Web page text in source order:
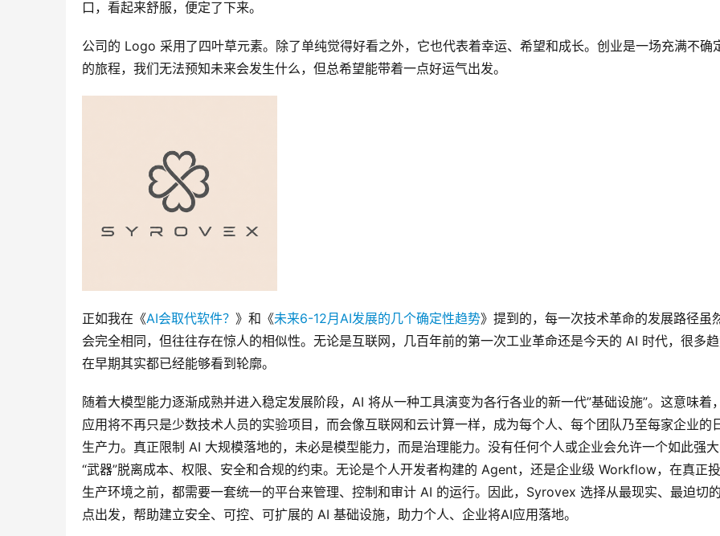
口，看起来舒服，便定了下来。
公司的 Logo 采用了四叶草元素。除了单纯觉得好看之外，它也代表着幸运、希望和成长。创业是一场充满不确
的旅程，我们无法预知未来会发生什么，但总希望能带着一点好运气出发。
正如我在《AI会取代软件？ 》和《未来6-12月AI发展的几个确定性趋势》提到的，每一次技术革命的发展路径虽
会完全相同，但往往存在惊人的相似性。无论是互联网，几百年前的第一次工业革命还是今天的 AI 时代，很多
在早期其实都已经能够看到轮廓。
随着大模型能力逐渐成熟并进入稳定发展阶段，AI 将从一种工具演变为各行各业的新一代”基础设施”。这意味着
应用将不再只是少数技术人员的实验项目，而会像互联网和云计算一样，成为每个人、每个团队乃至每家企业的
生产力。真正限制 AI 大规模落地的，未必是模型能力，而是治理能力。没有任何个人或企业会允许一个如此强
“武器”脱离成本、权限、安全和合规的约束。无论是个人开发者构建的 Agent，还是企业级 Workflow，在真正
生产环境之前，都需要一套统一的平台来管理、控制和审计 AI 的运行。因此，Syrovex 选择从最现实、最迫切
点出发，帮助建立安全、可控、可扩展的 AI 基础设施，助力个人、企业将AI应用落地。